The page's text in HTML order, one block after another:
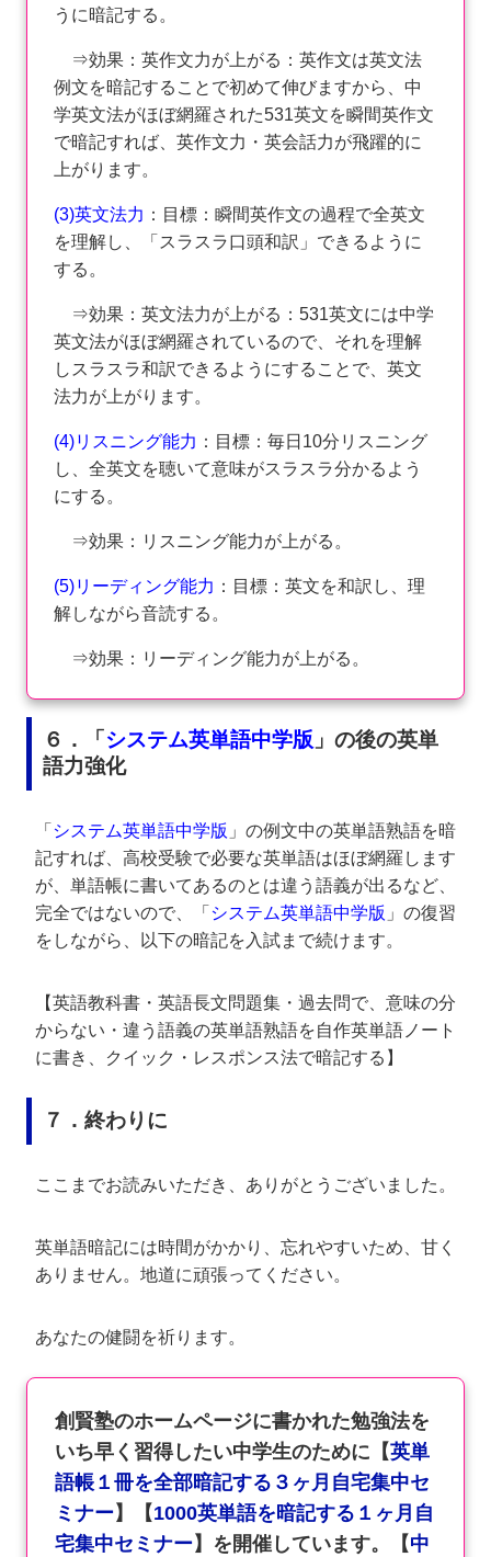
うに暗記する。
⇒効果：英作文力が上がる：英作文は英文法
例文を暗記することで初めて伸びますから、中
学英文法がほぼ網羅された531英文を瞬間英作文
で暗記すれば、英作文力・英会話力が飛躍的に
上がります。
(3)英文法力 ：目標：瞬間英作文の過程で全英文
を理解し、「スラスラ口頭和訳」できるように
する。
⇒効果：英文法力が上がる：531英文には中学
英文法がほぼ網羅されているので、それを理解
しスラスラ和訳できるようにすることで、英文
法力が上がります。
(4)リスニング能力 ：目標：毎日10分リスニング
し、全英文を聴いて意味がスラスラ分かるよう
にする。
⇒効果：リスニング能力が上がる。
(5)リーディング能力 ：目標：英文を和訳し、理
解しながら音読する。
⇒効果：リーディング能力が上がる。
６．「 システム英単語中学版 」の後の英単
語力強化
「 システム英単語中学版 」の例文中の英単語熟語を暗
記すれば、高校受験で必要な英単語はほぼ網羅します
が、単語帳に書いてあるのとは違う語義が出るなど、
完全ではないので、「 システム英単語中学版 」の復習
をしながら、以下の暗記を入試まで続けます。
【英語教科書・英語長文問題集・過去問で、意味の分
からない・違う語義の英単語熟語を自作英単語ノート
に書き、クイック・レスポンス法で暗記する】
７．終わりに
ここまでお読みいただき、ありがとうございました。
英単語暗記には時間がかかり、忘れやすいため、甘く
ありません。地道に頑張ってください。
あなたの健闘を祈ります。
創賢塾のホームページに書かれた勉強法を
いち早く習得したい中学生のために【英単
語帳１冊を全部暗記する３ヶ月自宅集中セ
ミナー】【1000英単語を暗記する１ヶ月自
宅集中セミナー】を開催しています。【中